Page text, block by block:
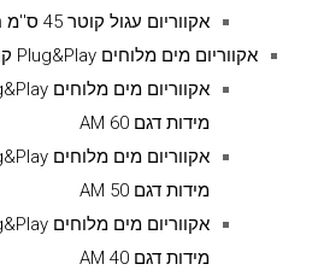
אקווריום עגול קוטר 45 ס''מ חברת AQUARISTIC
אקווריום מים מלוחים Plug&Play קומפלט
מידות דגם AM 60
מידות דגם AM 50
מידות דגם AM 40